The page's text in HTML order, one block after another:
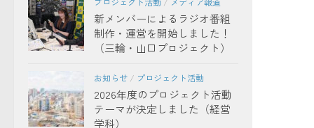
新メンバーによるラジオ番組
制作・運営を開始しました！
（三輪・山口プロジェクト）
お知らせ / プロジェクト活動
2026年度のプロジェクト活動
テーマが決定しました（経営
学科）